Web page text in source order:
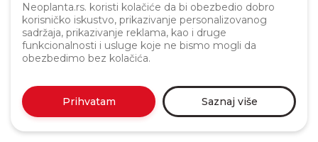
Neoplanta.rs. koristi kolačiće da bi obezbedio dobro
korisničko iskustvo, prikazivanje personalizovanog
sadržaja, prikazivanje reklama, kao i druge
funkcionalnosti i usluge koje ne bismo mogli da
obezbedimo bez kolačića.
Prihvatam Saznaj više